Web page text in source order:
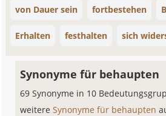
von Dauer sein fortbestehen
Erhalten festhalten sich
Synonyme für behaupten
69 Synonyme in 10
weitereSynonyme für behaupten